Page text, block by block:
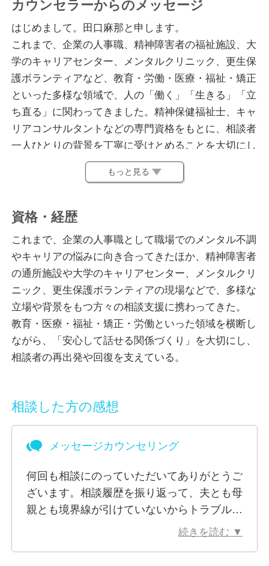
カウンセラーからのメッセージ
はじめまして。田口麻那と申します。
これまで、企業の人事職、精神障害者の福祉施設、大
学のキャリアセンター、メンタルクリニック、更生保
護ボランティアなど、教育・労働・医療・福祉・矯正
といった多様な領域で、人の「働く」「生きる」「立
ち直る」に関わってきました。精神保健福祉士、キャ
リアコンサルタントなどの専門資格をもとに、相談者
一人ひとりの背景を丁寧に受けとめることを大切にし
してきた人でも、自分を取り戻すことはできる」とい
を目指す方々に多く出会ってきました。どんな人生に
も、回復と成長の余地がある――私はそう信じて日々
向き合っています。
カウンセリングでは、うまく話そうとしなくて大丈夫
です。「言葉にならないけど、なんとなく苦しい」
――そんな感覚をそのまま持ってきてくださって構い
ません。安心して話せる関係のなかで、少しずつご自
と思っています。
「こんなこと話していいのかな？」と迷うときほどご
相談ください。あなたのペースで心と向き合う時間を
らうれしいです。
もっと見る
資格・経歴
これまで、企業の人事職として職場でのメンタル不調
やキャリアの悩みに向き合ってきたほか、精神障害者
の通所施設や大学のキャリアセンター、メンタルクリ
ニック、更生保護ボランティアの現場などで、多様な
立場や背景をもつ方々の相談支援に携わってきた。
教育・医療・福祉・矯正・労働といった領域を横断し
ながら、「安心して話せる関係づくり」を大切にし、
相談者の再出発や回復を支えている。
相談した方の感想
メッセージカウンセリング
何回も相談にのっていただいてありがとうご
ざいます。相談履歴を振り返って、夫とも母
親とも境界線が引けていないからトラブルに
なる（ように感じる）のだなと改めて分かり
続きを読む ▼